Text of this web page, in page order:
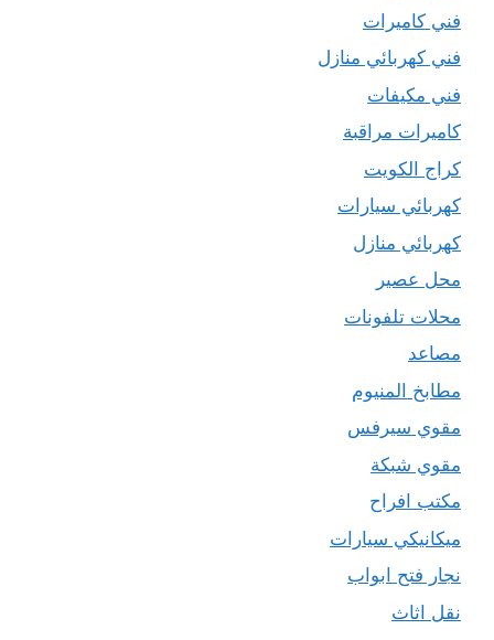
فني كاميرات
فني كهربائي منازل
فني مكيفات
كاميرات مراقبة
كراج الكويت
كهربائي سيارات
كهربائي منازل
محل عصير
محلات تلفونات
مصاعد
مطابخ المنيوم
مقوي سيرفس
مقوي شبكة
مكتب افراح
ميكانيكي سيارات
نجار فتح ابواب
نقل اثاث